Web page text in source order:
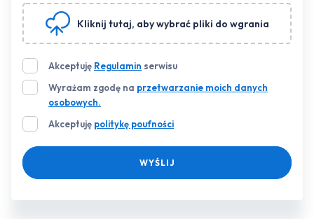
Kliknij tutaj, aby wybrać pliki do wgrania
Akceptuję Regulamin serwisu
Wyrażam zgodę na przetwarzanie moich danych
osobowych.
Akceptuję politykę poufności
WYŚLIJ